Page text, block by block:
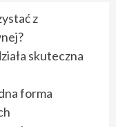
z
skuteczna
forma